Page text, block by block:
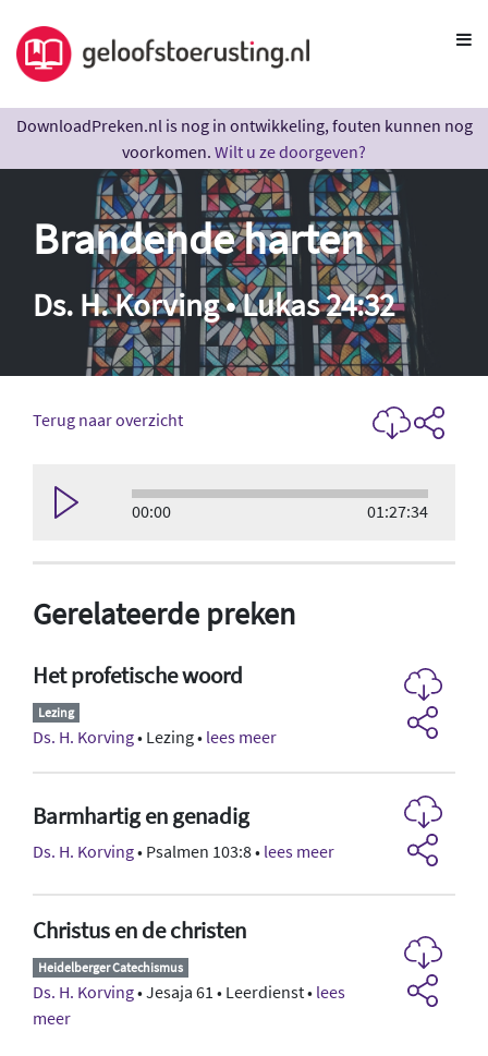
DownloadPreken.nl is nog in ontwikkeling, fouten kunnen nog
voorkomen. Wilt u ze doorgeven?
Brandende harten
Ds. H. Korving • Lukas 24:32
Terug naar overzicht
00:00 01:27:34
Gerelateerde preken
Het profetische woord
Lezing
Ds. H. Korving• Lezing • lees meer
Barmhartig en genadig
Ds. H. Korving• Psalmen 103:8 • lees meer
Christus en de christen
Heidelberger Catechismus
Ds. H. Korving• Jesaja 61 • Leerdienst • lees
meer